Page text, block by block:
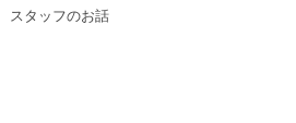
スタッフのお話